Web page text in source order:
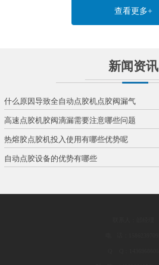
查看更多+
新闻资讯
什么原因导致全自动点胶机点胶阀漏气
高速点胶机胶阀滴漏需要注意哪些问题
热熔胶点胶机投入使用有哪些优势呢
自动点胶设备的优势有哪些